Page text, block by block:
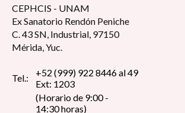
CEPHCIS - UNAM
Ex Sanatorio Rendón Peniche
C. 43 SN, Industrial, 97150
Mérida, Yuc.
Tel.:
+52 (999) 922 8446 al 49
Ext: 1203
(Horario de 9:00 -
14:30 horas)